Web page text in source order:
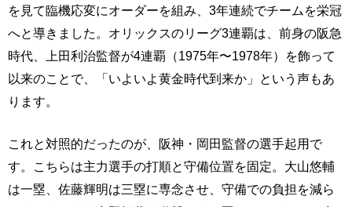
を見て臨機応変にオーダーを組み、3年連続でチームを栄冠
へと導きました。オリックスのリーグ3連覇は、前身の阪急
時代、上田利治監督が4連覇（1975年〜1978年）を飾って
以来のことで、「いよいよ黄金時代到来か」という声もあ
ります。
これと対照的だったのが、阪神・岡田監督の選手起用で
す。こちらは主力選手の打順と守備位置を固定。大山悠輔
は一塁、佐藤輝明は三塁に専念させ、守備での負担を減ら